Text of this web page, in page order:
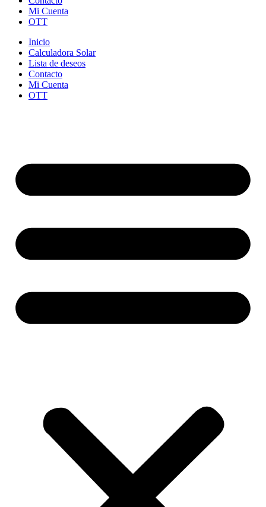
Mi Cuenta
OTT
Inicio
Calculadora Solar
Lista de deseos
Contacto
Mi Cuenta
OTT